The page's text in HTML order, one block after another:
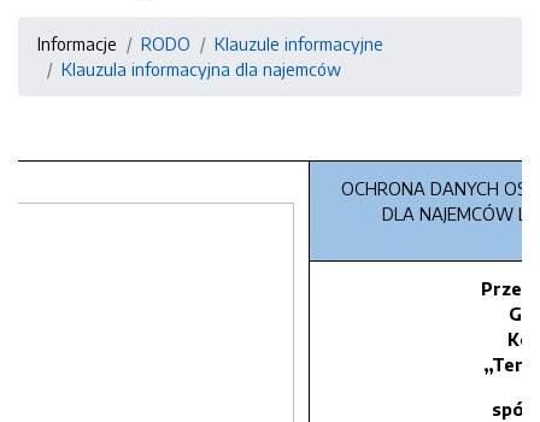
Informacje RODO
Klauzule informacyjne
Klauzula informacyjna dla najemców
OCHRONA DANYCH
DLA NAJEMCÓW